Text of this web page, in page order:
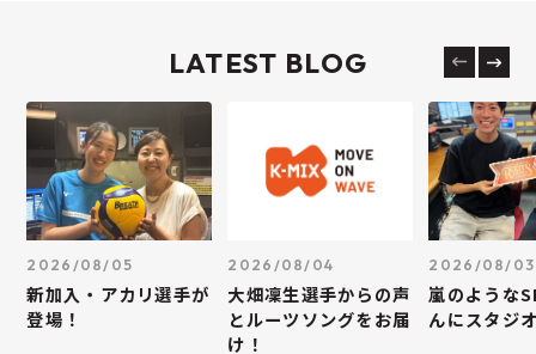
LATEST BLOG
2026/08/05
新加入・アカリ選手が
登場！
2026/08/04
大畑凜生選手からの声
とルーツソングをお届
け！
2026/08/03
嵐のような
んにスタジ